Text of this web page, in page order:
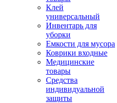
Клей
универсальный
Инвентарь для
уборки
Емкости для мусора
Коврики входные
Медицинские
товары
Средства
индивидуальной
защиты